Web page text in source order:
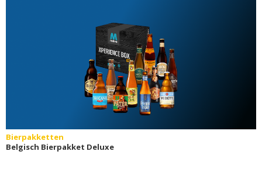
Bierpakketten
Belgisch Bierpakket Deluxe